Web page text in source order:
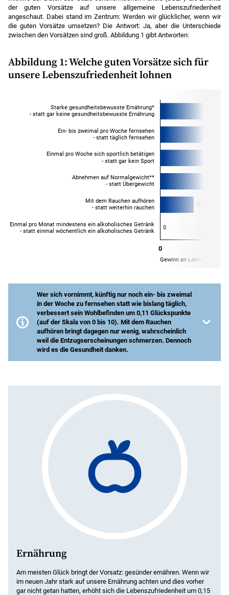
der guten Vorsätze auf unsere allgemeine Lebenszufriedenheit
angeschaut. Dabei stand im Zentrum: Werden wir glücklicher, wenn wir
die guten Vorsätze umsetzen? Die Antwort: Ja, aber die Unterschiede
zwischen den Vorsätzen sind groß. Abbildung 1 gibt Antworten:
Abbildung 1: Welche guten Vorsätze sich für
unsere Lebenszufriedenheit lohnen
Wer sich vornimmt, künftig nur noch ein- bis zweimal
in der Woche zu fernsehen statt wie bislang täglich,
verbessert sein Wohlbefinden um 0,11 Glückspunkte
(auf der Skala von 0 bis 10). Mit dem Rauchen
aufhören bringt dagegen nur wenig, wahrscheinlich
weil die Entzugserscheinungen schmerzen. Dennoch
wird es die Gesundheit danken.
Starke gesundheitsbewusste Ernährung = Täglich
darauf achten, wenig Zucker und Fett sowie viel Obst
und Gemüse zu sich zu nehmen.
Normalgewicht = Body-Mass-Index (BMI) zwischen
19 und 25. Übergewicht = BMI zwischen 25 und 30.
Lebenszufriedenheit: Antwort auf die Frage »Wie
zufrieden sind Sie gegenwärtig, alles in allem, mit
ihrem Leben?« Skala geht von 0 (»ganz und gar
unzufrieden«) bis 10 (»ganz und gar zufrieden«).
Quellen:Sozio-oekonomisches Panel (v37, 1984-
2020), Glücksatlas 2017, 2019 und 2020.
Ernährung
Am meisten Glück bringt der Vorsatz: gesünder ernähren. Wenn wir
im neuen Jahr stark auf unsere Ernährung achten und dies vorher
gar nicht getan hatten, erhöht sich die Lebenszufriedenheit um 0,15